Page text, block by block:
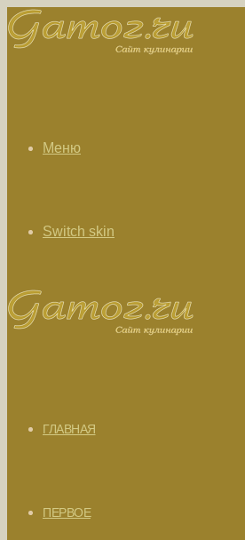
Меню
Switch skin
ГЛАВНАЯ
ПЕРВОЕ